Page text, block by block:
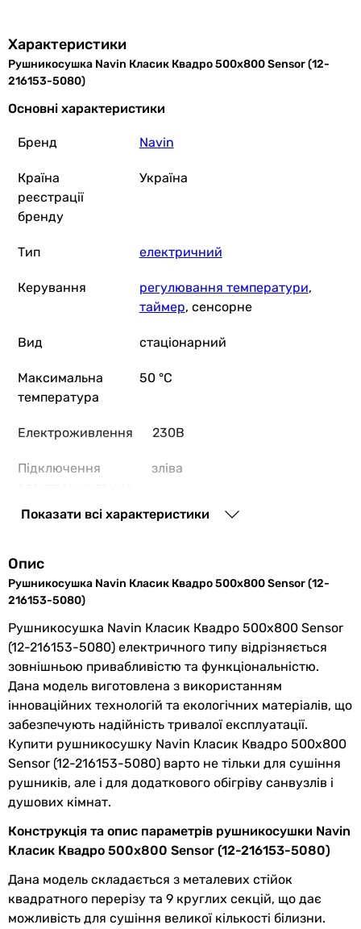
стаціонарний
стаціонарний
Робоча температура
55 °C
Максимальна температура
50 °C
60 °C
60 °C
230В
230В
230В
Підключення електроживлення
справа
справа
справа
справа
зліва
на кабелі живлення
на кабелі живлення
Максимальна потужність
120 Вт
120 Вт
120 Вт
120 Вт
120 Вт
Клас захисту
Форма
драбинка
Характеристики
Рушникосушка Navin Класик Квадро 500х800 Sensor (12-
216153-5080)
Основні характеристики
Бренд Navin
Країна
реєстрації
бренду
Україна
Тип електричний
Керування регулювання температури,
таймер, сенсорне
Вид стаціонарний
Максимальна
температура
50 °C
Електроживлення 230В
Підключення
електроживлення
зліва
Розташування
справа
Максимальна
потужність
120 Вт
Форма драбинка
Особливості
моделі
дисплей, індикатор
температури
Кількість секцій 9 шт
Профіль труби кругла,квадратна
Розташування
рушникосушки
вертикальне
Монтаж настінний
Виробництво Україна
Комплектація
комплект кріплення,
Показати всі характеристики
Опис
Рушникосушка Navin Класик Квадро 500х800 Sensor (12-
216153-5080)
Рушникосушка Navin Класик Квадро 500х800 Sensor
(12-216153-5080) електричного типу відрізняється
зовнішньою привабливістю та функціональністю.
Дана модель виготовлена ​​з використанням
інноваційних технологій та екологічних матеріалів, що
забезпечують надійність тривалої експлуатації.
Купити рушникосушку Navin Класик Квадро 500х800
Sensor (12-216153-5080) варто не тільки для сушіння
рушників, але і для додаткового обігріву санвузлів і
душових кімнат.
Конструкція та опис параметрів рушникосушки Navin
Класик Квадро 500х800 Sensor (12-216153-5080)
Дана модель складається з металевих стійок
квадратного перерізу та 9 круглих секцій, що дає
можливість для сушіння великої кількості білизни.